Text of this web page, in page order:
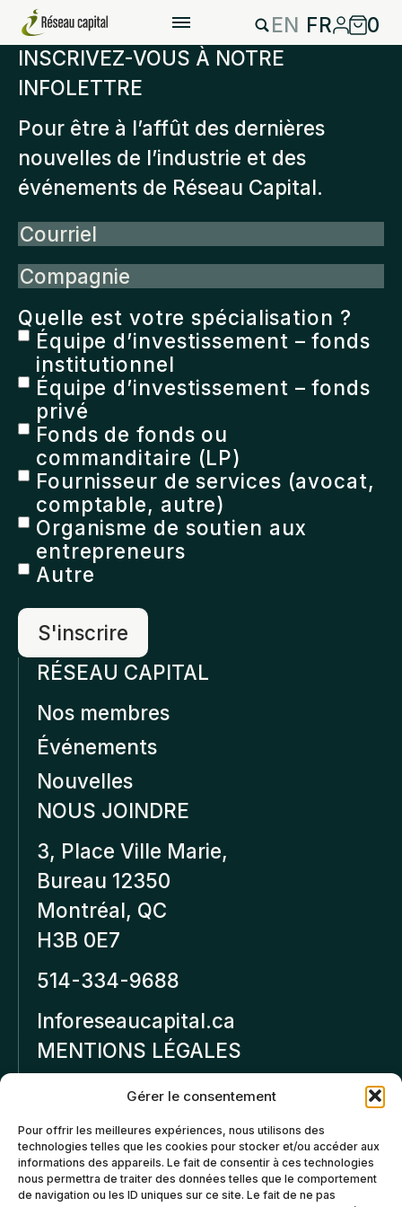
Gérer le consentement
Pour offrir les meilleures expériences, nous utilisons des
technologies telles que les cookies pour stocker et/ou accéder aux
informations des appareils. Le fait de consentir à ces technologies
nous permettra de traiter des données telles que le comportement
de navigation ou les ID uniques sur ce site. Le fait de ne pas
EN FR
0
INSCRIVEZ-VOUS À NOTRE
INFOLETTRE
Pour être à l’affût des dernières
nouvelles de l’industrie et des
événements de Réseau Capital.
Courriel
Compagnie
Quelle est votre spécialisation ?
Équipe d’investissement – fonds
institutionnel
Équipe d’investissement – fonds
privé
Fonds de fonds ou
commanditaire (LP)
Fournisseur de services (avocat,
comptable, autre)
Organisme de soutien aux
entrepreneurs
Autre
RÉSEAU CAPITAL
Nos membres
Événements
Nouvelles
NOUS JOINDRE
3, Place Ville Marie,
Bureau 12350
Montréal, QC
H3B 0E7
514-334-9688
Inforeseaucapital.ca
MENTIONS LÉGALES
Politique de
confidentialité
Politiques d’annulation et
de remboursement